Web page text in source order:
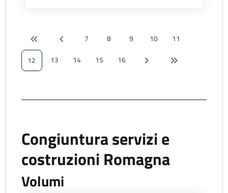
7 8 9 10
11
12
13 14 15 16
Congiuntura servizi e
costruzioni Romagna
Volumi